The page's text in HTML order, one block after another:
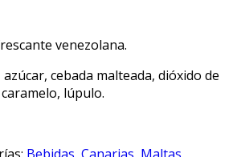
venezolana.
cebada malteada, dióxido de
lúpulo.